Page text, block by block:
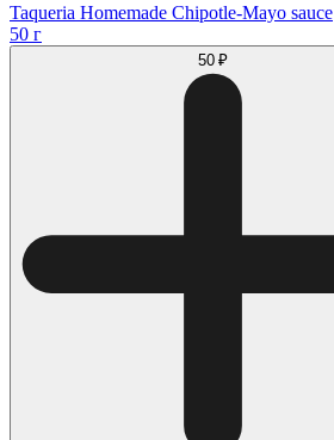
Taqueria Homemade Сhipotle-Mayo sauce
50 г
50 ₽